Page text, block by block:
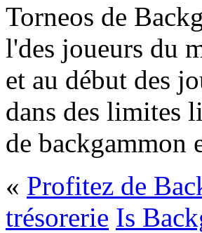
Torneos de
l'des joueurs du
et au début des
dans des limites
de backgammon
« Profitez de
trésorerie Is